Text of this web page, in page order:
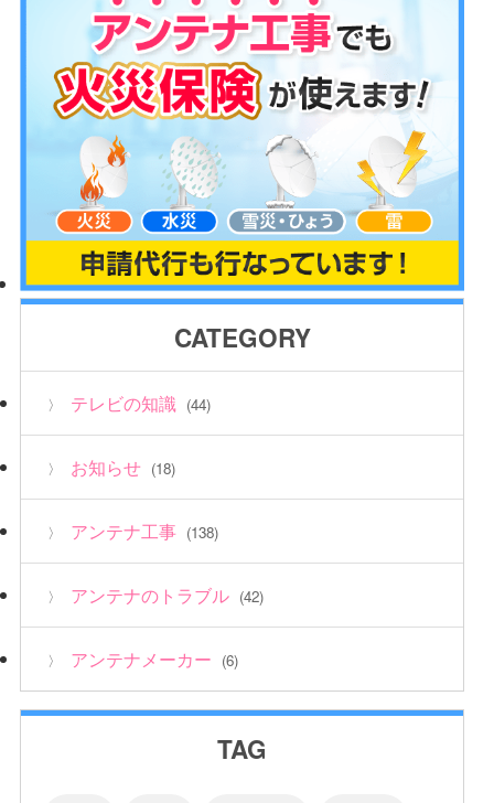
CATEGORY
テレビの知識 (44)
お知らせ (18)
アンテナ工事 (138)
アンテナのトラブル (42)
アンテナメーカー (6)
TAG